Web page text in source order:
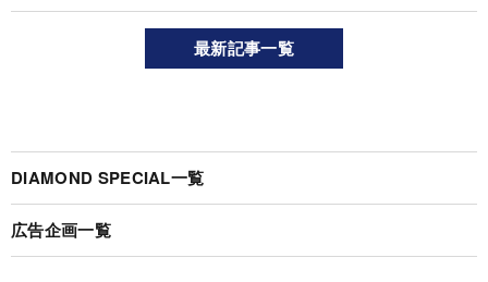
最新記事一覧
DIAMOND SPECIAL一覧
広告企画一覧